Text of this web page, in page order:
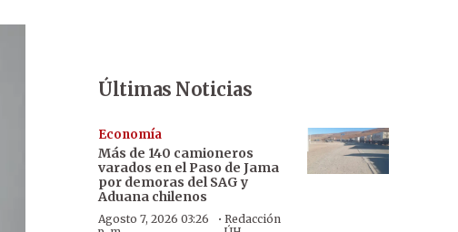
Últimas Noticias
Economía
Más de 140 camioneros
varados en el Paso de Jama
por demoras del SAG y
Aduana chilenos
Agosto 7, 2026 03:26
·Redacción